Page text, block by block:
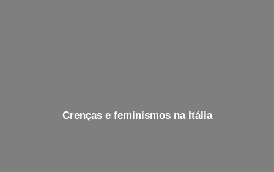
Crenças e feminismos na Itália